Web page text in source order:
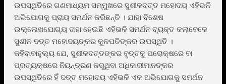
ଉପସ୍ଥିତିରେ ଗଣମାଧ୍ୟମ ସମ୍ମୁଖରେ ସୁଶୀଳଦତ୍ତ ମହୋଦୟ ଏହିଭଳି
ଅଭିଯୋଗକୁ ପ୍ରାୟ ସମର୍ଥନ କରିଛନ୍ତି । ଯାହା ବିଶେଷ
ଉଲ୍ଲେଖଯୋଗ୍ୟ ତାହା ହେଉଛି ଏହିଭଳି ସମର୍ଥନ ବ୍ୟକ୍ତ କଲାବେଳେ
ସୁଶୀଳ ଦତ୍ତ ମହୋଦୟଙ୍କର କୁଳପତିଙ୍କର ଉପସ୍ଥିତି ।
କହିବାବାହୁଲ୍ୟ ଯେ, ସୁଶୀଳଦତ୍ତଙ୍କର ବୃତ୍ତକୁ ପରୋକ୍ଷରେ ବା
ପ୍ରତ୍ୟକ୍ଷରେ ନିୟନ୍ତ୍ରଣ କରୁଥିବା ଅଧିକାରୀମାନଙ୍କର
ଉପସ୍ଥିତିରେ ହିଁ ଦତ୍ତ ମହୋଦୟ ଏହିଭଳି ଏକ ଅଭିଯୋଗକୁ ସମର୍ଥନ